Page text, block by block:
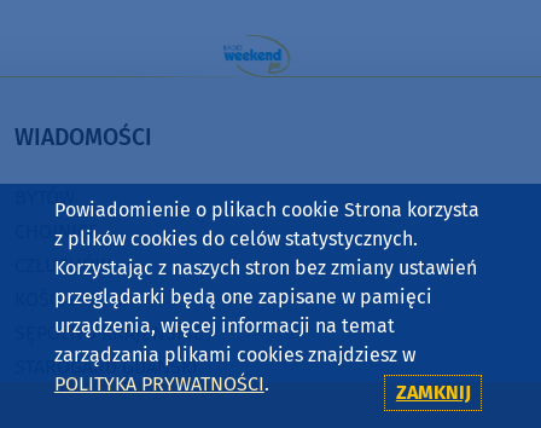
WIADOMOŚCI
CHOJNICE
CZŁUCHÓW
KOŚCIERZYNA
SĘPÓLNO KRAJEŃSKIE
STAROGARD GDAŃSKI
TUCHOLA
Powiadomienie o plikach cookie Strona korzysta
z plików cookies do celów statystycznych.
Korzystając z naszych stron bez zmiany ustawień
przeglądarki będą one zapisane w pamięci
urządzenia, więcej informacji na temat
zarządzania plikami cookies znajdziesz w
POLITYKA PRYWATNOŚCI. ZAMKNIJ